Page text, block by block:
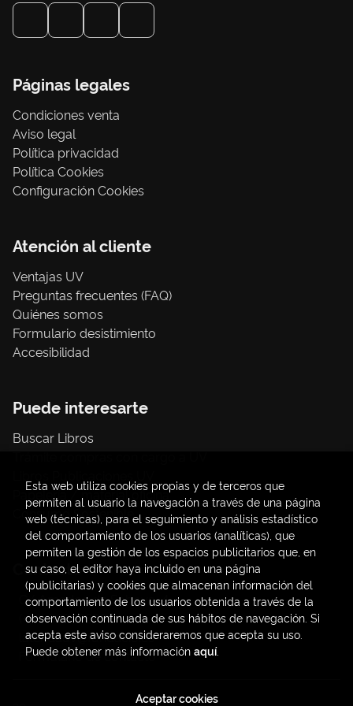
Páginas legales
Condiciones venta
Aviso legal
Política privacidad
Política Cookies
Configuración Cookies
Atención al cliente
Ventajas UV
Preguntas frecuentes (FAQ)
Quiénes somos
Formulario desistimiento
Accesibilidad
Puede interesarte
Buscar Libros
Papelería / material oficina
Consumo Sostenible
Contacto
C/ Amadeo de Saboya, 4
(+34) 963828968
latendauv@fundacio.es
Formulario de contacto
Esta web utiliza cookies propias y de terceros que
permiten al usuario la navegación a través de una página
web (técnicas), para el seguimiento y análisis estadístico
del comportamiento de los usuarios (analíticas), que
permiten la gestión de los espacios publicitarios que, en
su caso, el editor haya incluido en una página
(publicitarias) y cookies que almacenan información del
comportamiento de los usuarios obtenida a través de la
observación continuada de sus hábitos de navegación. Si
acepta este aviso consideraremos que acepta su uso.
Puede obtener más información aquí.
Aceptar cookies